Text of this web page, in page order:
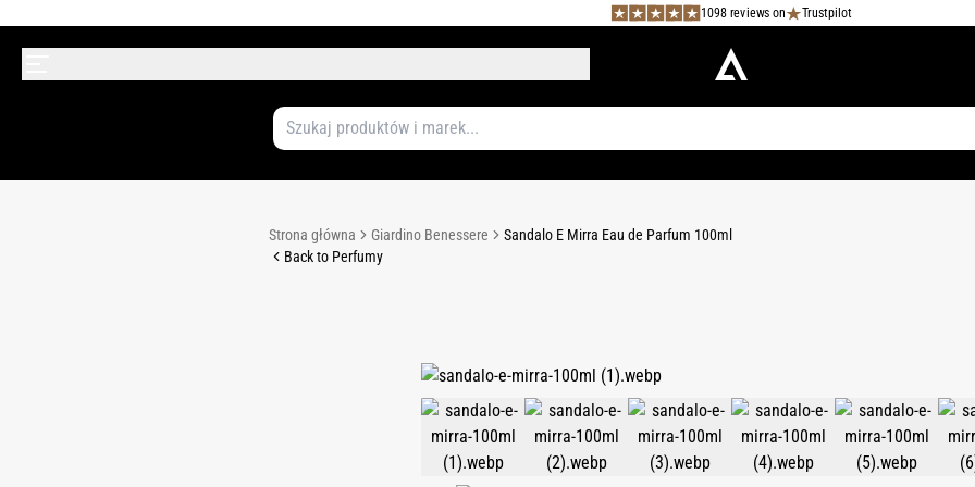
1098 reviews on Trustpilot
Strona główna Giardino Benessere
Sandalo E Mirra Eau de Parfum 100ml
Back to Perfumy